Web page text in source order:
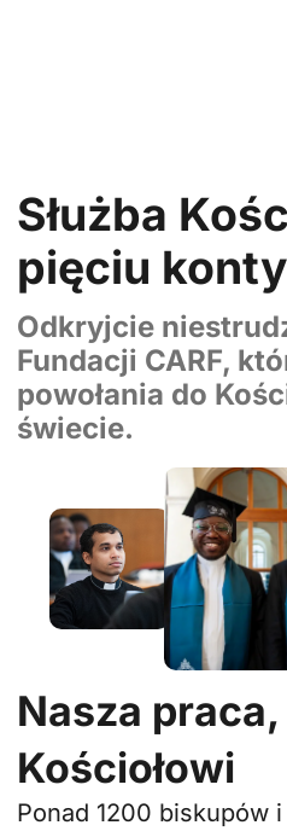
Służba
pięciu
Odkryjcie
Fundacji CARF,
powołania do
świecie.
Nasza praca,
Kościołowi
Ponad 1200 biskupów